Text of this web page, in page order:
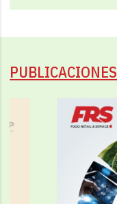
PUBLICACIONES